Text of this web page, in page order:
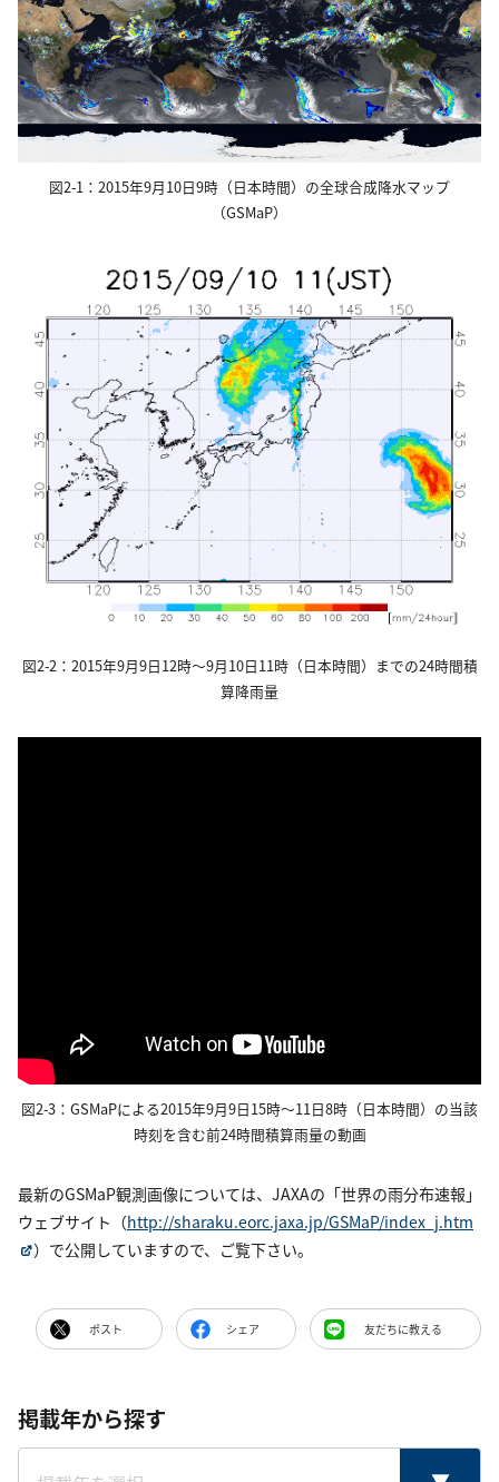
図2-1：2015年9月10日9時（日本時間）の全球合成降水マップ
（GSMaP）
図2-2：2015年9月9日12時～9月10日11時（日本時間）までの24時間積
算降雨量
図2-3：GSMaPによる2015年9月9日15時～11日8時（日本時間）の当該
時刻を含む前24時間積算雨量の動画
最新のGSMaP観測画像については、JAXAの「世界の雨分布速報」
ウェブサイト（http://sharaku.eorc.jaxa.jp/GSMaP/index_j.htm
）で公開していますので、ご覧下さい。
ポスト シェア 友だちに教える
掲載年から探す